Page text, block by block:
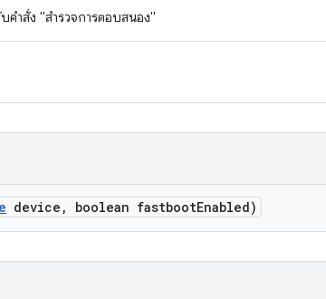
คำสั่ง "สำรวจการตอบสนอง"
device , boolean fastbootEnabled)